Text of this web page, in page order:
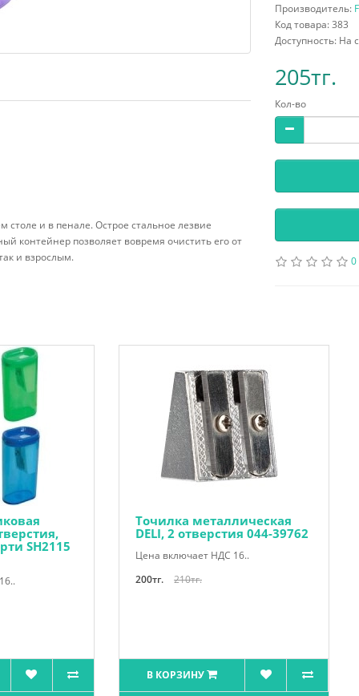
столе и в пенале. Острое стальное лезвие
контейнер позволяет вовремя очистить его от
и взрослым.
Производитель:
Код товара: 383
Доступность: На
205тг.
Кол-во
0
SH2115
Точилка металлическая
DELI, 2 отверстия 044-39762
Цена включает НДС 16..
200тг.
210тг.
В КОРЗИНУ